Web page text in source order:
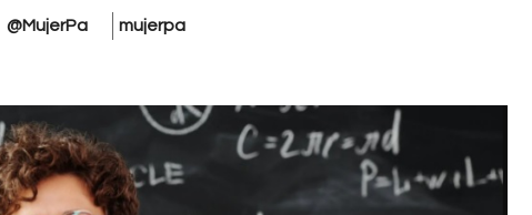
@MujerPa mujerpa